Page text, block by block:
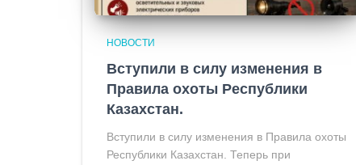
НОВОСТИ
Вступили в силу изменения в
Правила охоты Республики
Казахстан.
Вступили в силу изменения в Правила охоты
Республики Казахстан. Теперь при